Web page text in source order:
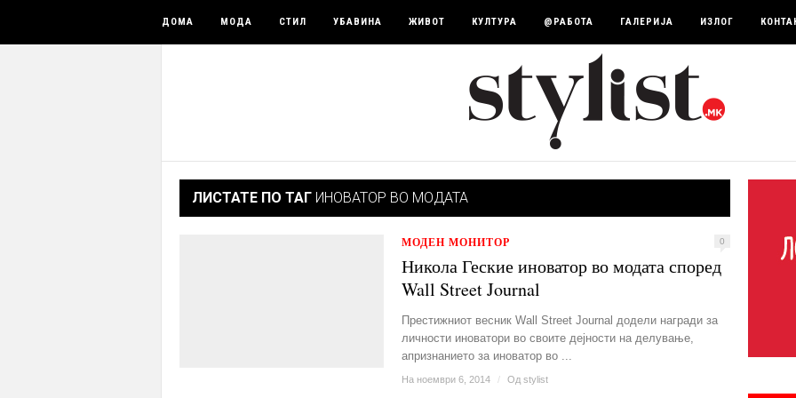
ДОМА МОДА СТИЛ УБАВИНА ЖИВОТ КУЛТУРА @РАБОТА ГАЛЕРИЈА ИЗЛОГ
ЛИСТАТЕ ПО ТАГ ИНОВАТОР ВО МОДАТА
МОДЕН МОНИТОР 0
Никола Геские иноватор во модата според
Wall Street Journal
Престижниот весник Wall Street Journal додели награди за
личности иноватори во своите дејности на делување,
апризнанието за иноватор во ...
На ноември 6, 2014 / Од stylist